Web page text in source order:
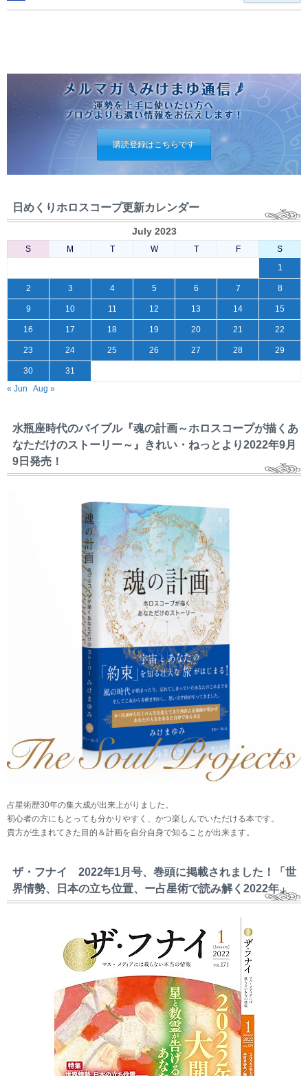
購読登録はこちらです
日めくりホロスコープ更新カレンダー
July 2023
S M T W T F
S
1
2 3 4 5 6 7 8
9 10 11 12 13 14 15
16 17 18 19 20 21 22
23 24 25 26 27 28 29
30
31
« Jun
Aug »
水瓶座時代のバイブル『魂の計画～ホロスコープが描くあ
なただけのストーリー～』きれい・ねっとより2022年9月
9日発売！
占星術歴30年の集大成が出来上がりました。
初心者の方にもとっても分かりやすく、かつ楽しんでいただける本です。
貴方が生まれてきた目的＆計画を自分自身で知ることが出来ます。
ザ・フナイ 2022年1月号、巻頭に掲載されました！「世
界情勢、日本の立ち位置、ー占星術で読み解く2022年」